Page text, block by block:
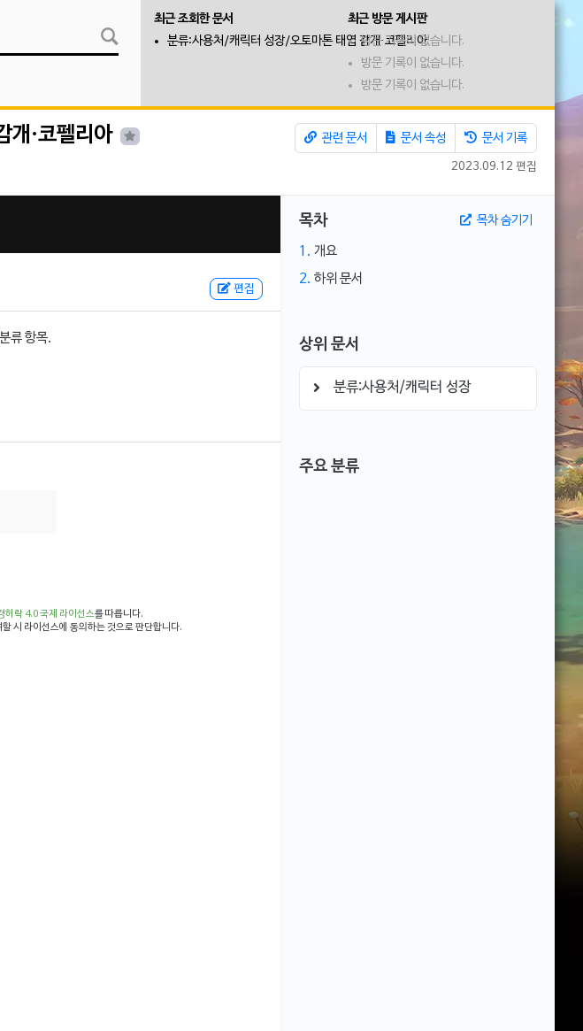
최근 조회한 문서
분류:사용처/캐릭터 성장/오토마톤 태엽 감개·코펠리아
최근 방문 게시판
방문 기록이 없습니다.
방문 기록이 없습니다.
방문 기록이 없습니다.
개·코펠리아 관련 문서 문서 속성 문서 기록
2023.09.12 편집
편집
류 항목.
허락 4.0 국제 라이선스를 따릅니다.
시 라이선스에 동의하는 것으로 판단합니다.
목차 숨기기
목차
1. 개요
2. 하위 문서
상위 문서
분류:사용처/캐릭터 성장
주요 분류